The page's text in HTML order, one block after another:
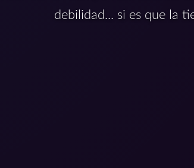
debilidad... si es que la